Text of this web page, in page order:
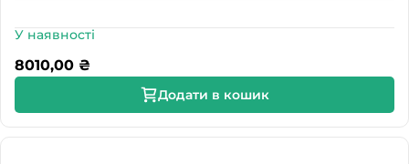
У наявності
8010,00 ₴
Додати в кошик